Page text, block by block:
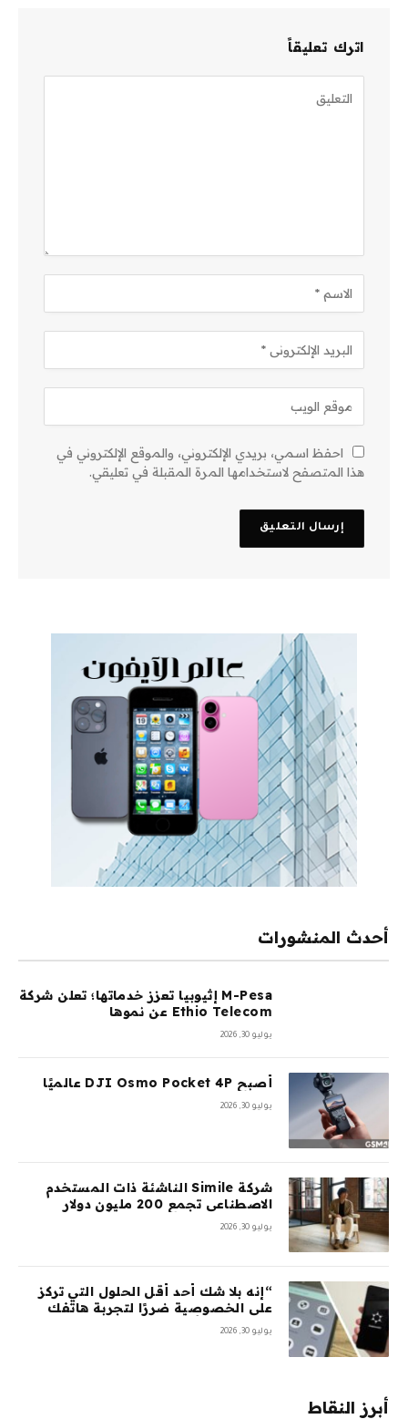
اترك تعليقاً
احفظ اسمي، بريدي الإلكتروني، والموقع الإلكتروني في
هذا المتصفح لاستخدامها المرة المقبلة في تعليقي.
أحدث المنشورات
M-Pesa إثيوبيا تعزز خدماتها؛ تعلن شركة
Ethio Telecom عن نموها
يوليو 30, 2026
أصبح DJI Osmo Pocket 4P عالميًا
يوليو 30, 2026
شركة Simile الناشئة ذات المستخدم
الاصطناعي تجمع 200 مليون دولار
السلسلة A بقيمة 100 مليون دولار
يوليو 30, 2026
“إنه بلا شك أحد أقل الحلول التي تركز
على الخصوصية ضررًا لتجربة هاتفك
المحمول”: أمضيت شهرًا في اختبار
يوليو 30, 2026
أبرز النقاط